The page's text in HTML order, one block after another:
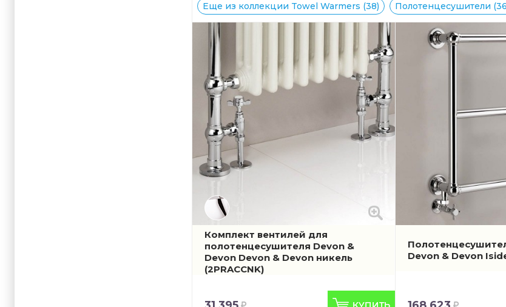
Еще из коллекции Towel Warmers (38) Полотенцесушители
Комплект вентилей для
полотенцесушителя Devon &
Devon Devon & Devon никель
(2PRACCNK)
Devon & Devon